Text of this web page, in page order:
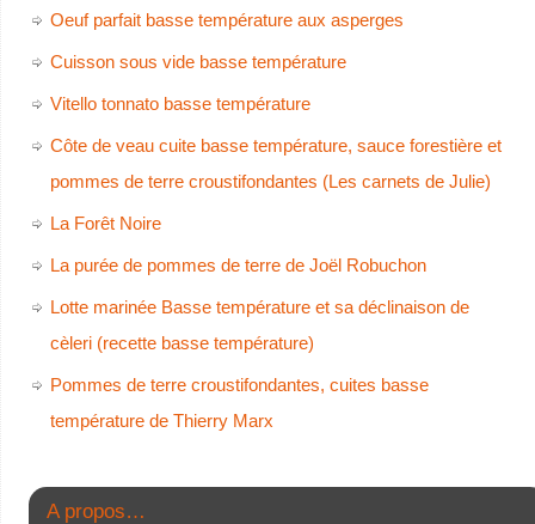
Oeuf parfait basse température aux asperges
Cuisson sous vide basse température
Vitello tonnato basse température
Côte de veau cuite basse température, sauce forestière et
pommes de terre croustifondantes (Les carnets de Julie)
La Forêt Noire
La purée de pommes de terre de Joël Robuchon
Lotte marinée Basse température et sa déclinaison de
cèleri (recette basse température)
Pommes de terre croustifondantes, cuites basse
température de Thierry Marx
A propos…